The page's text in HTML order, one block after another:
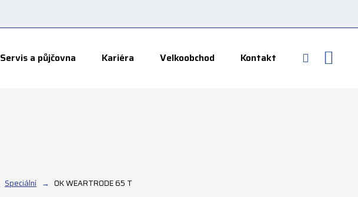
Servis a půjčovna Kariéra Velkoobchod Kontakt
Speciální OK WEARTRODE 65 T